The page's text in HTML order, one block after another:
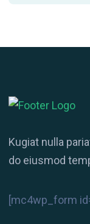
Kugiat nulla
do eiusmod
[mc4wp_form